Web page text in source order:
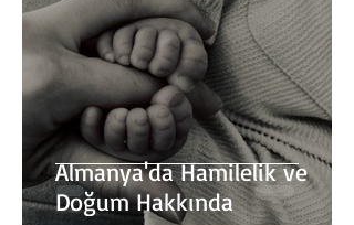
Almanya'da Hamilelik ve
Doğum Hakkında